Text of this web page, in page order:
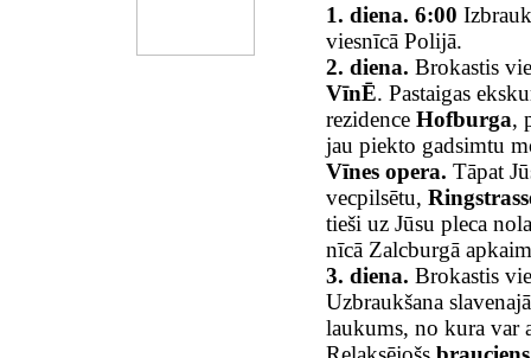
1. diena. 6:00
viesnīcā Polijā.
2. diena. Brokastis
VīnĒ. Pastaigas
rezidence Hof­burga,
jau piekto gadsimtu
Vīnes opera. Tāpat
vecpilsētu,
tieši uz Jūsu pleca
nīcā Zalcburgā
3. diena. Brokastis
Uzbraukšana
laukums, no kura var